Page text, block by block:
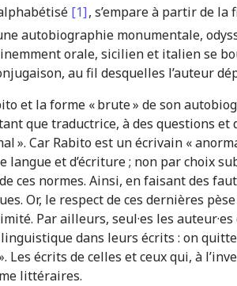
[1], s’empare à partir de la
autobiographie monumentale,
orale, sicilien et italien se
au fil desquelles l’auteur
et la forme « brute » de son
que traductrice, à des ques­tions
». Car Rabito est un écrivain «
langue et d’écriture ; non par choix
ces normes. Ainsi, en faisant des
Or, le respect de ces dernières
Par ailleurs, seul·es les
dans leurs écrits : on
Les écrits de celles et ceux qui, à
littéraires.